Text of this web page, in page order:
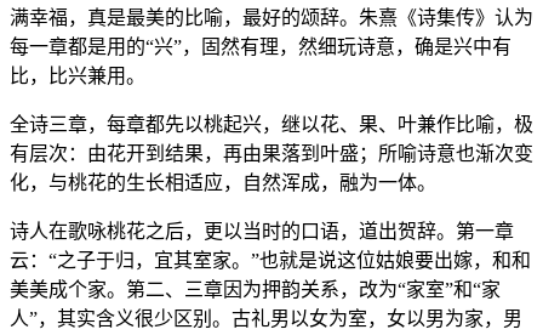
满幸福，真是最美的比喻，最好的颂辞。朱熹《诗集传》认为
每一章都是用的“兴”，固然有理，然细玩诗意，确是兴中有
比，比兴兼用。
全诗三章，每章都先以桃起兴，继以花、果、叶兼作比喻，极
有层次：由花开到结果，再由果落到叶盛；所喻诗意也渐次变
化，与桃花的生长相适应，自然浑成，融为一体。
诗人在歌咏桃花之后，更以当时的口语，道出贺辞。第一章
云：“之子于归，宜其室家。”也就是说这位姑娘要出嫁，和和
美美成个家。第二、三章因为押韵关系，改为“家室”和“家
人”，其实含义很少区别。古礼男以女为室，女以男为家，男